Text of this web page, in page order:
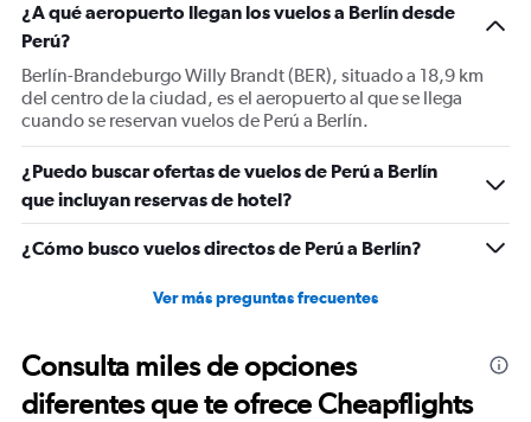
Y
axis
displaying
values.
Range:
0
1800.
¿A qué aeropuerto llegan los vuelos a Berlín desde
Perú?
Berlín-Brandeburgo Willy Brandt (BER), situado a 18,9 km
del centro de la ciudad, es el aeropuerto al que se llega
cuando se reservan vuelos de Perú a Berlín.
¿Puedo buscar ofertas de vuelos de Perú a Berlín
que incluyan reservas de hotel?
¿Cómo busco vuelos directos de Perú a Berlín?
Ver más preguntas frecuentes
Consulta miles de opciones
diferentes que te ofrece Cheapflights